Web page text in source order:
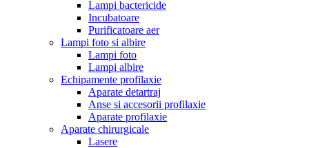
Lampi bactericide
Incubatoare
Purificatoare aer
Lampi foto si albire
Lampi foto
Lampi albire
Echipamente profilaxie
Aparate detartraj
Anse si accesorii profilaxie
Aparate profilaxie
Aparate chirurgicale
Lasere